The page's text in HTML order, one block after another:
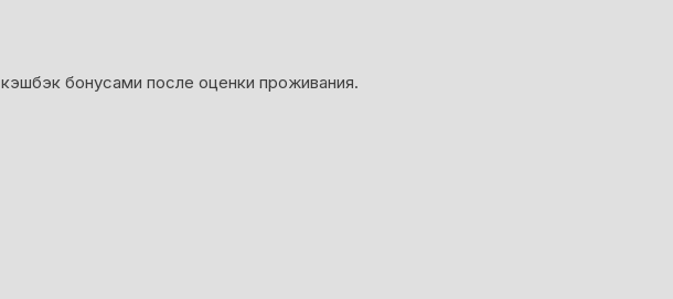
бонусами после оценки проживания.